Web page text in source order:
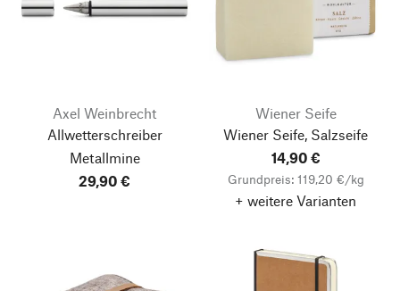
Axel Weinbrecht
Allwetterschreiber
Metallmine
29,90 €
Wiener Seife
Wiener Seife, Salzseife
14,90 €
Grundpreis: 119,20 €/kg
+ weitere Varianten